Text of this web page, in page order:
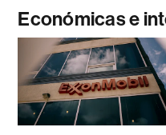
Económicas e